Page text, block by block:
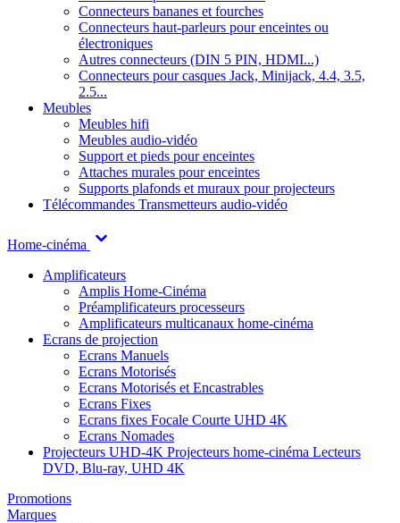
Connecteurs bananes et fourches
Connecteurs haut-parleurs pour enceintes ou
électroniques
Autres connecteurs (DIN 5 PIN, HDMI...)
Connecteurs pour casques Jack, Minijack, 4.4, 3.5,
2.5...
Meubles
Meubles hifi
Meubles audio-vidéo
Support et pieds pour enceintes
Attaches murales pour enceintes
Supports plafonds et muraux pour projecteurs
Télécommandes Transmetteurs audio-vidéo
Home-cinéma
Amplificateurs
Amplis Home-Cinéma
Préamplificateurs processeurs
Amplificateurs multicanaux home-cinéma
Ecrans de projection
Ecrans Manuels
Ecrans Motorisés
Ecrans Motorisés et Encastrables
Ecrans Fixes
Ecrans fixes Focale Courte UHD 4K
Ecrans Nomades
Projecteurs UHD-4K Projecteurs home-cinéma Lecteurs
DVD, Blu-ray, UHD 4K
Promotions
Marques